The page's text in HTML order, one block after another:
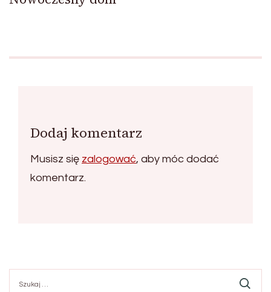
Dodaj komentarz
Musisz się zalogować, aby móc dodać
komentarz.